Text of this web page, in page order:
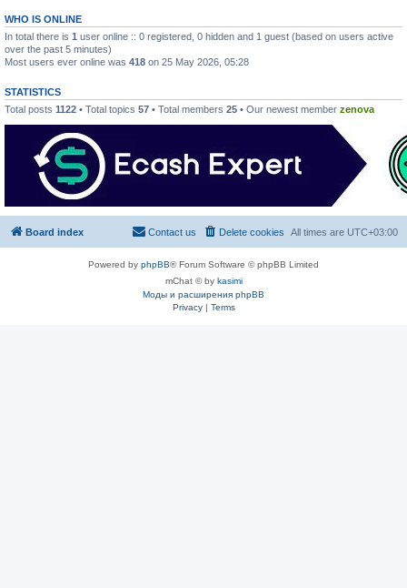
WHO IS ONLINE
In total there is 1 user online :: 0 registered, 0 hidden and 1 guest (based on users active
over the past 5 minutes)
Most users ever online was 418 on 25 May 2026, 05:28
STATISTICS
Total posts 1122 • Total topics 57 • Total members 25 • Our newest member zenova
Board index All times are UTC+03:00
Delete cookies
Contact us
Powered by phpBB® Forum Software © phpBB Limited
mChat © by kasimi
Моды и расширения phpBB
Privacy| Terms